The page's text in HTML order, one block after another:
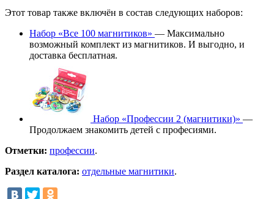
Этот товар также включён в состав следующих наборов:
Набор «Все 100 магнитиков» — Максимально
возможный комплект из магнитиков. И выгодно, и
доставка бесплатная.
Набор «Профессии 2 (магнитики)» —
Продолжаем знакомить детей с професиями.
Отметки: профессии.
Раздел каталога: отдельные магнитики.